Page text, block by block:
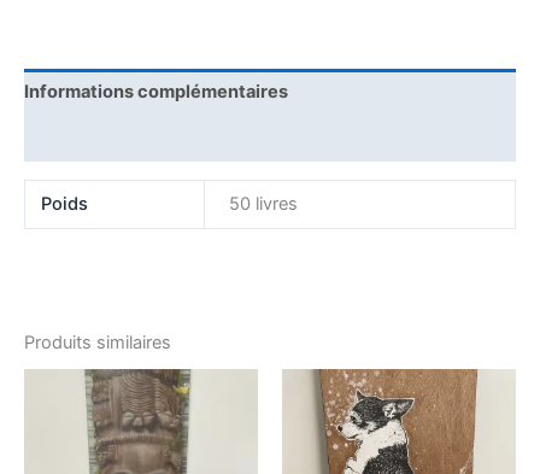
Informations complémentaires
Poids 50 livres
Produits similaires